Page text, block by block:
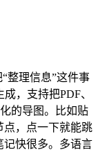
整理信息”这件事
，支持把PDF、
的导图。比如贴
点，点一下就能跳
记快很多。多语言